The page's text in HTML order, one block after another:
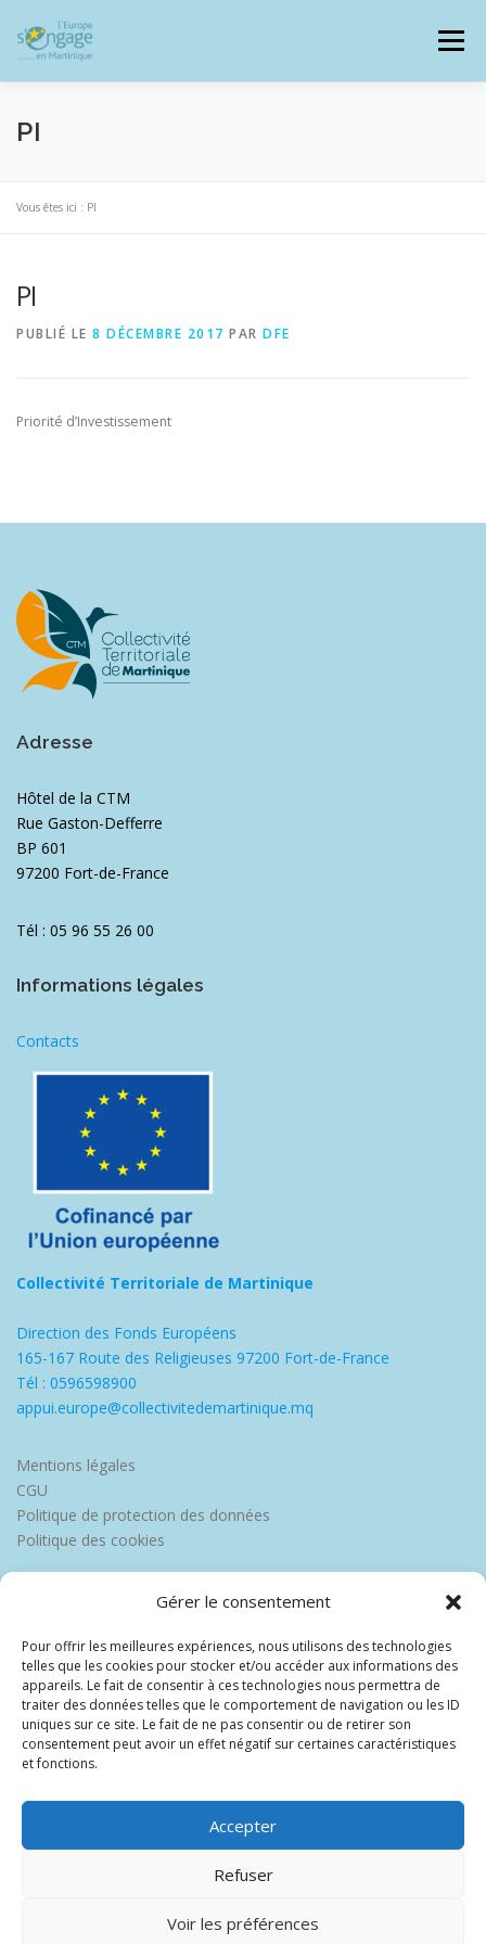
Gérer le consentement
Pour offrir les meilleures expériences, nous utilisons des technologies
telles que les cookies pour stocker et/ou accéder aux informations des
appareils. Le fait de consentir à ces technologies nous permettra de
traiter des données telles que le comportement de navigation ou les ID
uniques sur ce site. Le fait de ne pas consentir ou de retirer son
consentement peut avoir un effet négatif sur certaines caractéristiques
et fonctions.
Accepter
Refuser
Voir les préférences
contenu
Menu
PROGRAMMES
PI
Vous êtes ici : PI
PI
PUBLIÉ LE 8 DÉCEMBRE 2017 PAR DFE
Priorité d’Investissement
Adresse
Hôtel de la CTM
Rue Gaston-Defferre
BP 601
97200 Fort-de-France
Tél : 05 96 55 26 00
Informations légales
Contacts
Collectivité Territoriale de Martinique
Direction des Fonds Européens
165-167 Route des Religieuses 97200 Fort-de-France
Tél : 0596598900
appui.europe@collectivitedemartinique.mq
Mentions légales
CGU
Politique de protection des données
Politique des cookies
Copyright © 2026 Europe Martinique